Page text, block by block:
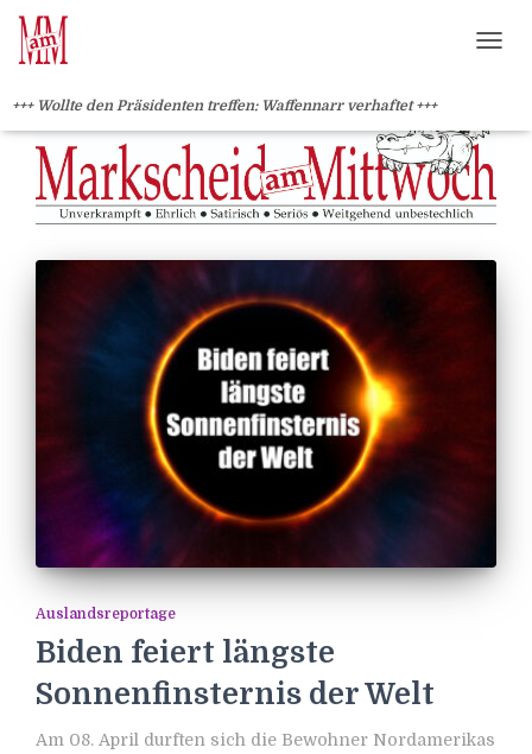
+++ Wollte den Präsidenten treffen: Waffennarr verhaftet +++
Auslandsreportage
Biden feiert längste
Sonnenfinsternis der Welt
Am 08. April durften sich die Bewohner Nordamerikas